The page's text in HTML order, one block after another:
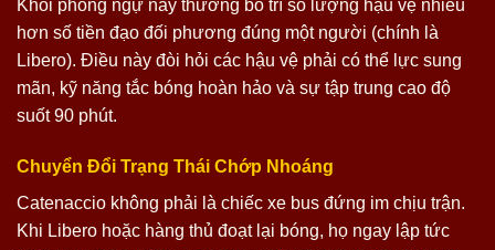
Khối phòng ngự này thường bố trí số lượng hậu vệ nhiều
hơn số tiền đạo đối phương đúng một người (chính là
Libero). Điều này đòi hỏi các hậu vệ phải có thể lực sung
mãn, kỹ năng tắc bóng hoàn hảo và sự tập trung cao độ
suốt 90 phút.
Chuyển Đổi Trạng Thái Chớp Nhoáng
Catenaccio không phải là chiếc xe bus đứng im chịu trận.
Khi Libero hoặc hàng thủ đoạt lại bóng, họ ngay lập tức